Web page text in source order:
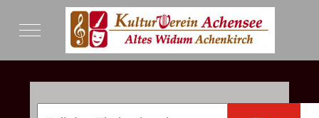
Mobile Menu Toggle